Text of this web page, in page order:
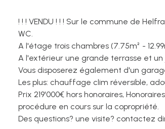
! ! ! VENDU ! ! ! Sur le commune de
WC.
A l'étage trois chambres (7.75m² -
A l'extérieur une grande terrasse et
Vous disposerez également d'un
Les plus: chauffage clim réversible,
Prix 219'000€ hors honoraires,
procédure en cours sur la copropriété.
Des questions? une visite? contactez